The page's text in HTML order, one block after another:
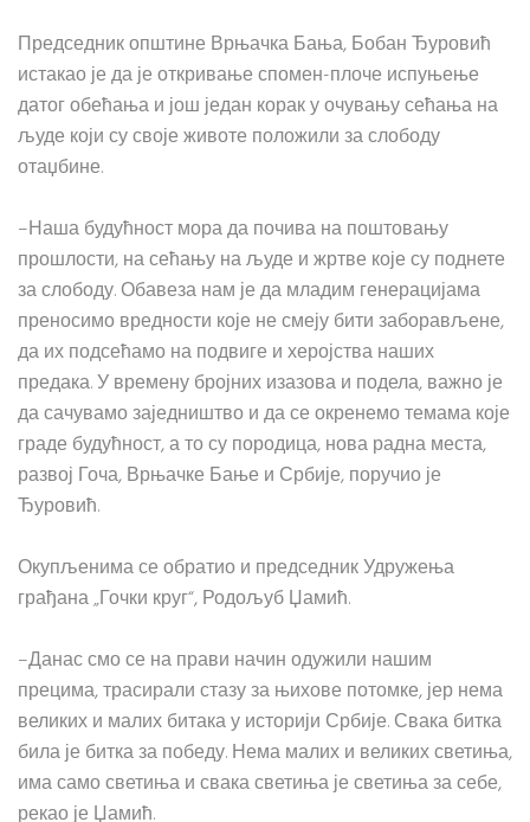
Председник општине Врњачка Бања, Бобан Ђуровић
истакао је да је откривање спомен-плоче испуњење
датог обећања и још један корак у очувању сећања на
људе који су своје животе положили за слободу
отаџбине.
–Наша будућност мора да почива на поштовању
прошлости, на сећању на људе и жртве које су поднете
за слободу. Обавеза нам је да младим генерацијама
преносимо вредности које не смеју бити заборављене,
да их подсећамо на подвиге и херојства наших
предака. У времену бројних изазова и подела, важно је
да сачувамо заједништво и да се окренемо темама које
граде будућност, а то су породица, нова радна места,
развој Гоча, Врњачке Бање и Србије, поручио је
Ђуровић.
Окупљенима се обратио и председник Удружења
грађана „Гочки круг“, Родољуб Џамић.
–Данас смо се на прави начин одужили нашим
прецима, трасирали стазу за њихове потомке, јер нема
великих и малих битака у историји Србије. Свака битка
била је битка за победу. Нема малих и великих светиња,
има само светиња и свака светиња је светиња за себе,
рекао је Џамић.